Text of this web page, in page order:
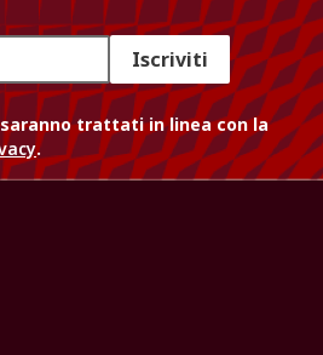
Iscriviti
trattati in linea con la
.